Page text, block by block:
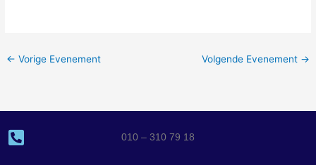
← Vorige Evenement Volgende Evenement →
010 – 310 79 18